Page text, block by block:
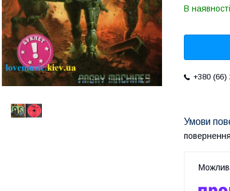
В наявності
+380 (66)